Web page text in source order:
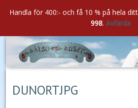
DUNORTJPG
Handla för 400:- och få 10 % på hela
998. Avfärda